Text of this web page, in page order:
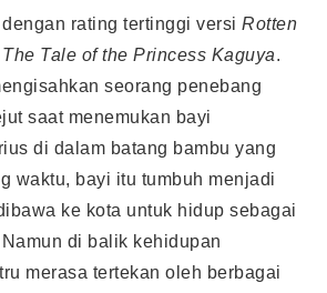
dengan rating tertinggi versi Rotten
The Tale of the Princess Kaguya.
seorang penebang
saat menemukan bayi
di dalam batang bambu yang
waktu, bayi itu tumbuh menjadi
ke kota untuk hidup sebagai
di balik kehidupan
merasa tertekan oleh berbagai